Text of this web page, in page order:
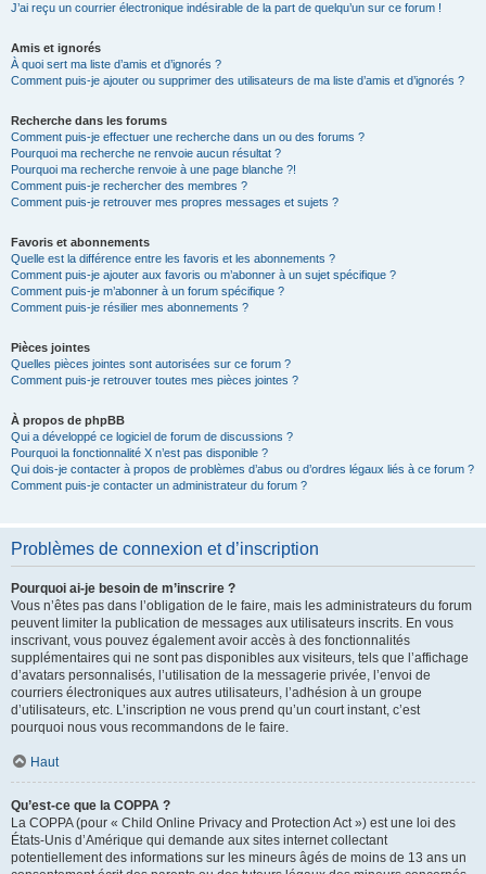
J’ai reçu un courrier électronique indésirable de la part de quelqu’un sur ce forum !
Amis et ignorés
À quoi sert ma liste d’amis et d’ignorés ?
Comment puis-je ajouter ou supprimer des utilisateurs de ma liste d’amis et d’ignorés ?
Recherche dans les forums
Comment puis-je effectuer une recherche dans un ou des forums ?
Pourquoi ma recherche ne renvoie aucun résultat ?
Pourquoi ma recherche renvoie à une page blanche ?!
Comment puis-je rechercher des membres ?
Comment puis-je retrouver mes propres messages et sujets ?
Favoris et abonnements
Quelle est la différence entre les favoris et les abonnements ?
Comment puis-je ajouter aux favoris ou m’abonner à un sujet spécifique ?
Comment puis-je m’abonner à un forum spécifique ?
Comment puis-je résilier mes abonnements ?
Pièces jointes
Quelles pièces jointes sont autorisées sur ce forum ?
Comment puis-je retrouver toutes mes pièces jointes ?
À propos de phpBB
Qui a développé ce logiciel de forum de discussions ?
Pourquoi la fonctionnalité X n’est pas disponible ?
Qui dois-je contacter à propos de problèmes d’abus ou d’ordres légaux liés à ce forum ?
Comment puis-je contacter un administrateur du forum ?
Problèmes de connexion et d’inscription
Pourquoi ai-je besoin de m’inscrire ?
Vous n’êtes pas dans l’obligation de le faire, mais les administrateurs du forum
peuvent limiter la publication de messages aux utilisateurs inscrits. En vous
inscrivant, vous pouvez également avoir accès à des fonctionnalités
supplémentaires qui ne sont pas disponibles aux visiteurs, tels que l’affichage
d’avatars personnalisés, l’utilisation de la messagerie privée, l’envoi de
courriers électroniques aux autres utilisateurs, l’adhésion à un groupe
d’utilisateurs, etc. L’inscription ne vous prend qu’un court instant, c’est
pourquoi nous vous recommandons de le faire.
Haut
Qu’est-ce que la COPPA ?
La COPPA (pour « Child Online Privacy and Protection Act ») est une loi des
États-Unis d’Amérique qui demande aux sites internet collectant
potentiellement des informations sur les mineurs âgés de moins de 13 ans un